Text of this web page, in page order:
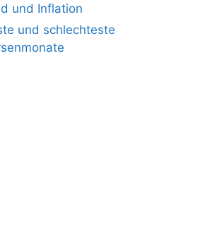
und Inflation
und schlechteste